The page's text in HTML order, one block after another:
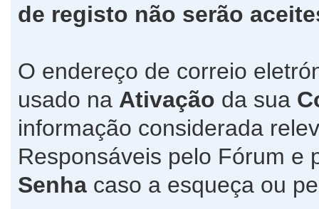
de registo não serão
O endereço de correio
usado na Ativação da sua
informação considerada
Responsáveis pelo Fórum e
Senha caso a esqueça ou